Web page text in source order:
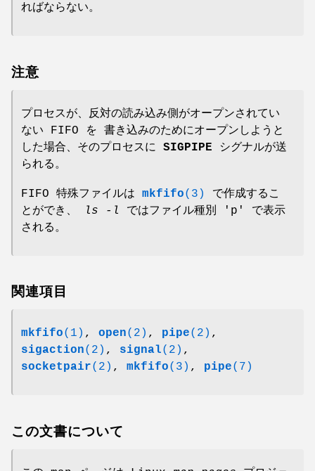
ればならない。
注意
プロセスが、反対の読み込み側がオープンされてい
ない FIFO を 書き込みのためにオープンしようと
した場合、そのプロセスに SIGPIPE シグナルが送
られる。
FIFO 特殊ファイルは mkfifo(3)
で作成するこ
とができ、
ls -l
ではファイル種別 'p' で表示
される。
関連項目
mkfifo(1) , open(2) , pipe(2) ,
sigaction(2) , signal(2) ,
socketpair(2) , mkfifo(3) , pipe(7)
この文書について